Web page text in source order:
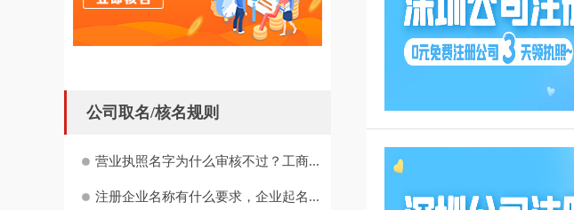
公司取名/核名规则
营业执照名字为什么审核不过？工商...
注册企业名称有什么要求，企业起名...